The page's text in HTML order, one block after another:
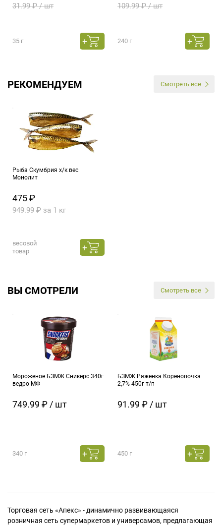
31.99 ₽ / шт
35 г
109.99 ₽ / шт
240 г
РЕКОМЕНДУЕМ Смотреть все
Рыба Скумбрия х/к вес
Монолит
475 ₽
949.99 ₽ за 1 кг
весовой
товар
ВЫ СМОТРЕЛИ Смотреть все
Мороженое БЗМЖ Сникерс 340г
ведро МФ
749.99 ₽ / шт
340 г
БЗМЖ Ряженка Кореновочка
2,7% 450г т/п
91.99 ₽ / шт
450 г
Торговая сеть «Апекс» - динамично развивающаяся
розничная сеть супермаркетов и универсамов, предлагающая